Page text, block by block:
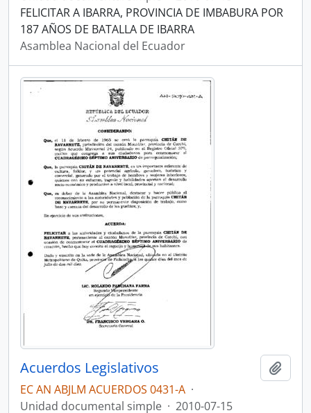
FELICITAR A IBARRA, PROVINCIA DE IMBABURA POR
187 AÑOS DE BATALLA DE IBARRA
Asamblea Nacional del Ecuador
Acuerdos Legislativos
EC AN ABJLM ACUERDOS 0431-A ·
Unidad documental simple · 2010-07-15